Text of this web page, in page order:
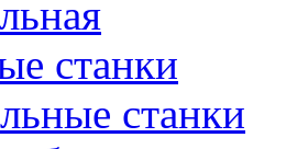
станки
станки